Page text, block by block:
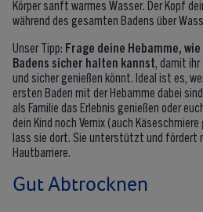
Körper sanft warmes Wasser. Der Kopf
während des gesamten Badens über
Unser Tipp: Frage deine Hebamme,
Badens sicher halten kannst , damit
und sicher genießen könnt. Ideal ist es,
ersten Baden mit der Hebamme dabei
als Familie das Erlebnis genießen oder
dein Kind noch Vernix (auch
lass sie dort. Sie unterstützt und fördert
Hautbarriere.
Gut Abtrocknen